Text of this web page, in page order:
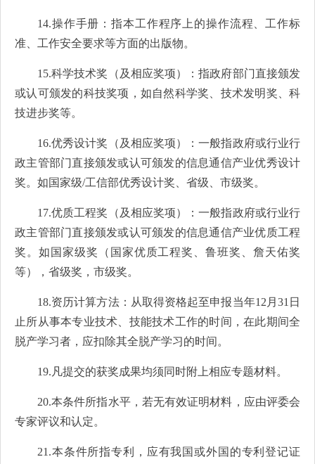
14.操作手册：指本工作程序上的操作流程、工作标
准、工作安全要求等方面的出版物。
15.科学技术奖（及相应奖项）：指政府部门直接颁发
或认可颁发的科技奖项，如自然科学奖、技术发明奖、科
技进步奖等。
16.优秀设计奖（及相应奖项）：一般指政府或行业行
政主管部门直接颁发或认可颁发的信息通信产业优秀设计
奖。如国家级/工信部优秀设计奖、省级、市级奖。
17.优质工程奖（及相应奖项）：一般指政府或行业行
政主管部门直接颁发或认可颁发的信息通信产业优质工程
奖。如国家级奖（国家优质工程奖、鲁班奖、詹天佑奖
等），省级奖，市级奖。
18.资历计算方法：从取得资格起至申报当年12月31日
止所从事本专业技术、技能技术工作的时间，在此期间全
脱产学习者，应扣除其全脱产学习的时间。
19.凡提交的获奖成果均须同时附上相应专题材料。
20.本条件所指水平，若无有效证明材料，应由评委会
专家评议和认定。
21.本条件所指专利，应有我国或外国的专利登记证